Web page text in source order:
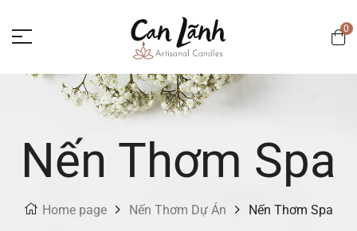
0
Nến Thơm Spa
Home page Nến Thơm Dự Án Nến Thơm Spa